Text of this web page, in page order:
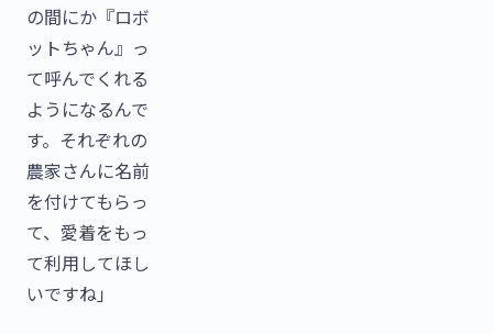
の間にか『ロボ
ットちゃん』っ
て呼んでくれる
ようになるんで
す。それぞれの
農家さんに名前
を付けてもらっ
て、愛着をもっ
て利用してほし
いですね」